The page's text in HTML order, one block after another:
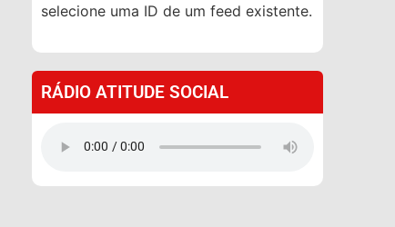
selecione uma ID de um feed existente.
RÁDIO ATITUDE SOCIAL